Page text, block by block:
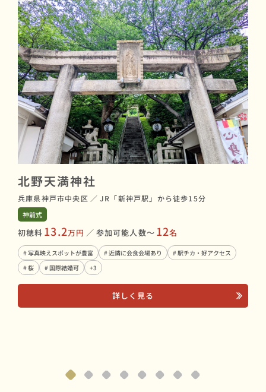
北野天満神社
兵庫県神戸市中央区 ／ JR「新神戸駅」から徒歩15分
神前式
初穂料 13.2万円 ／ 参加可能人数〜 12名
# 写真映えスポットが豊富 # 近隣に会食会場あり
# 駅チカ・好アクセス
# 桜
# 国際結婚可 +3
詳しく見る